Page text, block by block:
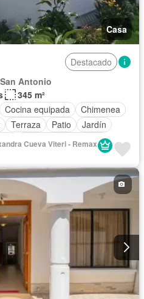
Casa
Destacado
Antonio
345 m²
Cocina equipada
Chimenea
Terraza Patio
Jardín
Garita de guardianía
Cueva Viteri - Remax